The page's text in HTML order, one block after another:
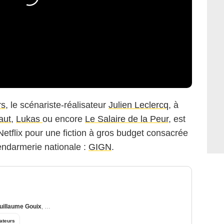
, le scénariste-réalisateur Julien Leclercq, à
, Lukas ou encore Le Salaire de la Peur, est
pour une fiction à gros budget consacrée
nationale : GIGN.
Gouix, Tristan Zanchi